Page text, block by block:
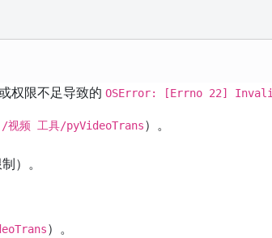
权限不足导致的OSError: [Errno 22]
视频 工具/pyVideoTrans）。
）。
）。